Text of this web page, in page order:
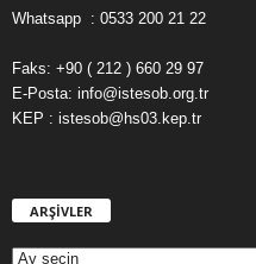
Whatsapp : 0533 200 21 22
Faks: +90 ( 212 ) 660 29 97
E-Posta: info@istesob.org.tr
KEP : istesob@hs03.kep.tr
ARŞİVLER